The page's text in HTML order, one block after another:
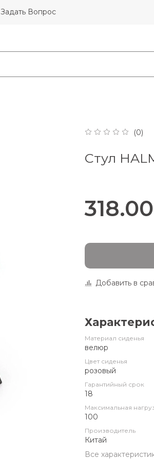
Задать Вопрос
(0)
Стул
Добавить в
Материал сиденья
велюр
Цвет сиденья
розовый
Гарантийный срок
18
Максимальная
100
Производитель
Китай
Все